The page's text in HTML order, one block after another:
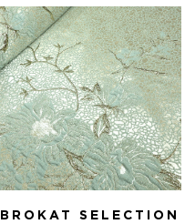
5.100,00 RSD.
BROKAT SELECTION